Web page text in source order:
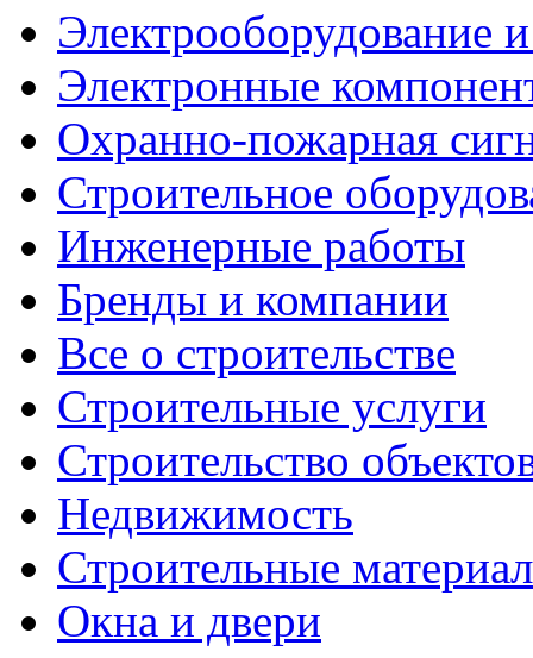
Электрооборудование
Электронные
Охранно-пожарная
Строительное
Инженерные работы
Бренды и компании
Все о строительстве
Строительные услуги
Строительство
Недвижимость
Строительные
Окна и двери